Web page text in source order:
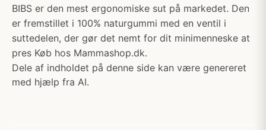
BIBS er den mest ergonomiske sut på markedet. Den
er fremstillet i 100% naturgummi med en ventil i
suttedelen, der gør det nemt for dit minimenneske at
pres Køb hos Mammashop.dk.
Dele af indholdet på denne side kan være genereret
med hjælp fra AI.